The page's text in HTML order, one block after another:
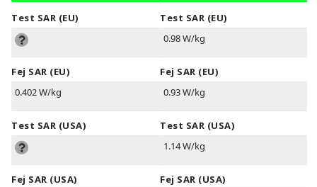
Test SAR (EU)
Fej SAR (EU)
0.402 W/kg
Test SAR (USA)
Fej SAR (USA)
Test SAR (EU)
0.98 W/kg
Fej SAR (EU)
0.93 W/kg
Test SAR (USA)
1.14 W/kg
Fej SAR (USA)